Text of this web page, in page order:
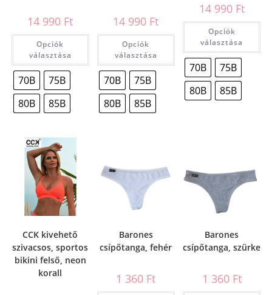
14 990 Ft
Opciók
választása
70B
75B
80B
85B
14 990 Ft
Opciók
választása
70B
75B
80B
85B
14 990 Ft
Opciók
választása
70B
75B
80B
85B
CCK kivehető
szivacsos, sportos
bikini felső, neon
korall
Barones
csípőtanga, fehér
1 360 Ft
Barones
csípőtanga, szürke
1 360 Ft